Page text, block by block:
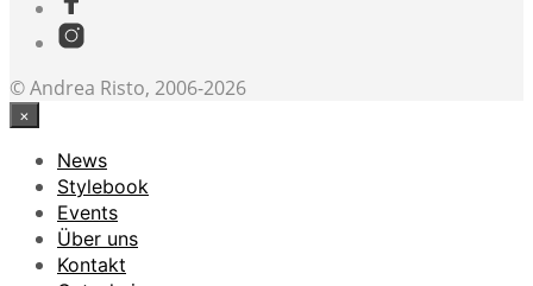
© Andrea Risto, 2006-2026
×
News
Stylebook
Events
Über uns
Kontakt